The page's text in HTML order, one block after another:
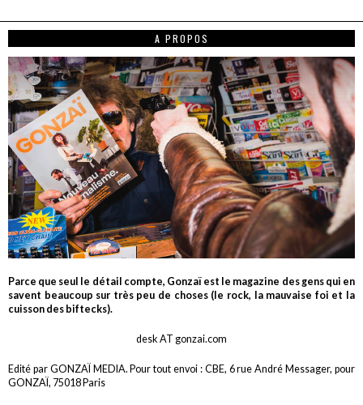
A PROPOS
Parce que seul le détail compte, Gonzaï est le magazine des gens qui en
savent beaucoup sur très peu de choses (le rock, la mauvaise foi et la
cuisson des biftecks).
desk AT gonzai.com
Edité par GONZAÏ MEDIA. Pour tout envoi : CBE, 6 rue André Messager, pour
GONZAÏ, 75018 Paris